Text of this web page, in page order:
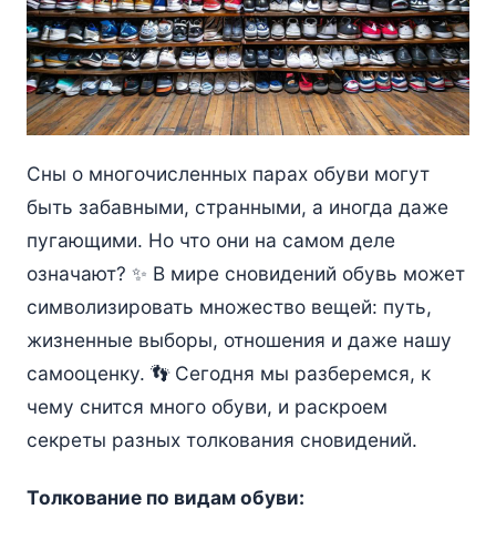
Сны о многочисленных парах обуви могут
быть забавными, странными, а иногда даже
пугающими. Но что они на самом деле
означают? ✨ В мире сновидений обувь может
символизировать множество вещей: путь,
жизненные выборы, отношения и даже нашу
самооценку. 👣 Сегодня мы разберемся, к
чему снится много обуви, и раскроем
секреты разных толкования сновидений.
Толкование по видам обуви: